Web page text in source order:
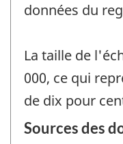
données du
La taille de
000, ce qui
de dix pour
Sources des